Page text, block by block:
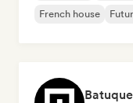
French house